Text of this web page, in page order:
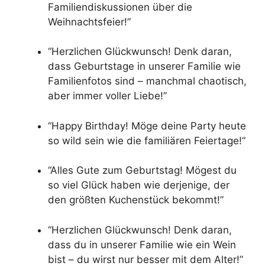
Familiendiskussionen über die
Weihnachtsfeier!”
“Herzlichen Glückwunsch! Denk daran,
dass Geburtstage in unserer Familie wie
Familienfotos sind – manchmal chaotisch,
aber immer voller Liebe!”
“Happy Birthday! Möge deine Party heute
so wild sein wie die familiären Feiertage!”
“Alles Gute zum Geburtstag! Mögest du
so viel Glück haben wie derjenige, der
den größten Kuchenstück bekommt!”
“Herzlichen Glückwunsch! Denk daran,
dass du in unserer Familie wie ein Wein
bist – du wirst nur besser mit dem Alter!”